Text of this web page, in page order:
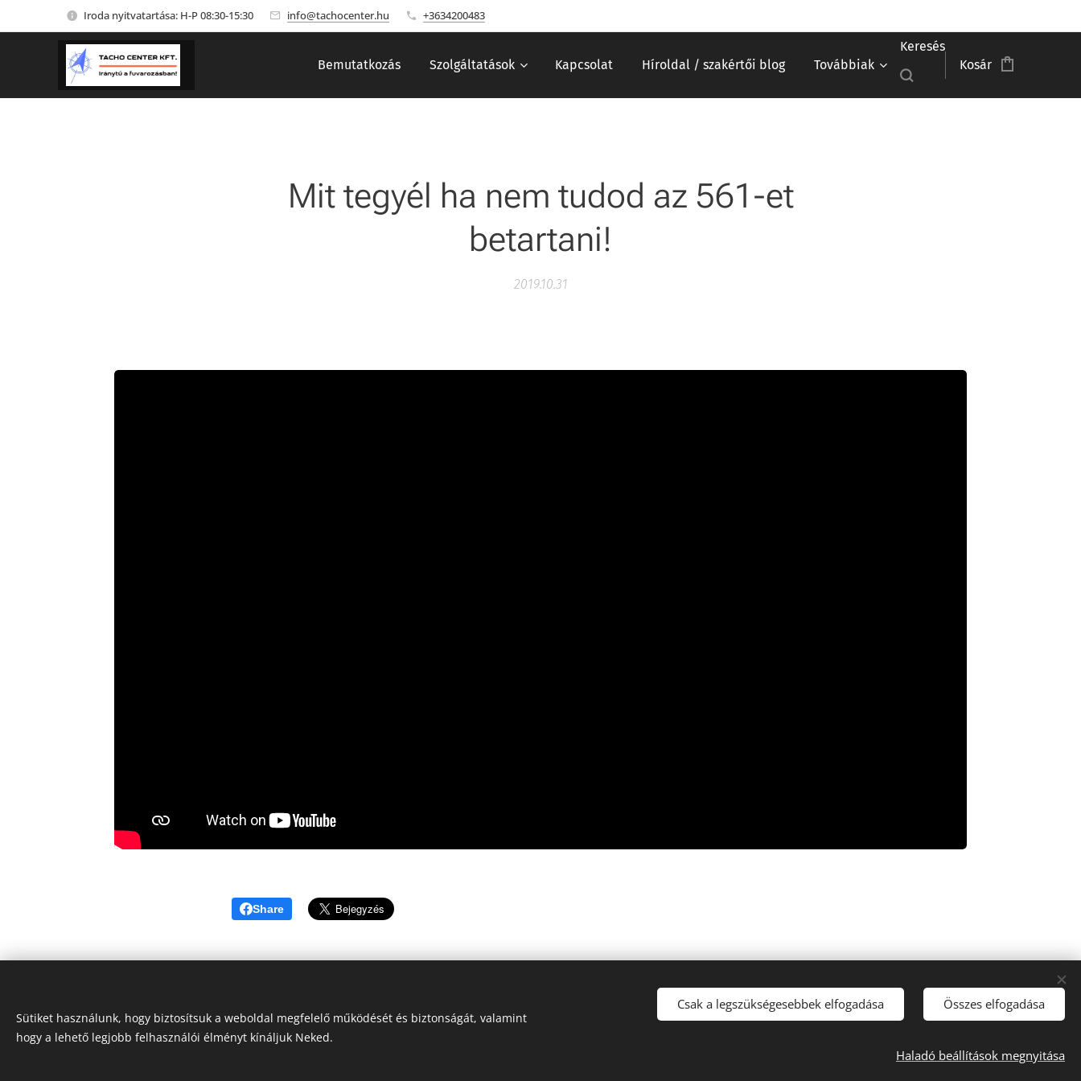
Iroda nyitvatartása: H-P 08:30-15:30 info@tachocenter.hu +3634200483
Bemutatkozás Szolgáltatások Kapcsolat Híroldal / szakértői blog Továbbiak
Keresés
Kosár
Mit tegyél ha nem tudod az 561-et
betartani!
2019.10.31
Share
Sütiket használunk, hogy biztosítsuk a weboldal megfelelő működését és biztonságát, valamint
hogy a lehető legjobb felhasználói élményt kínáljuk Neked.
Csak a legszükségesebbek elfogadása Összes elfogadása
Haladó beállítások megnyitása